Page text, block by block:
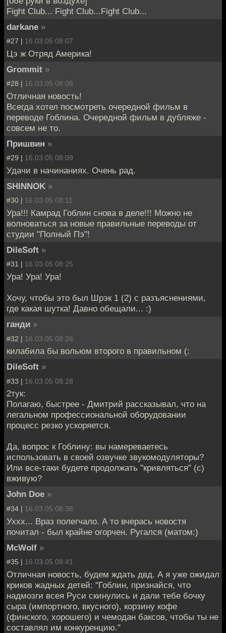
Fight Club... Fight Club...Fight Club...
darkane »
#27 | 16.03.05 08:07
Цэ ж Отряд Америка!
Grommit »
#28 | 16.03.05 08:08
Отличная новость!
Всегда хотел посмотреть очередной фильм в
переводе Гоблина. Очередной фильм в дубляже -
совсем не то.
Пришвин »
#29 | 16.03.05 08:09
Удачи в начинаниях. Очень рад.
SHINNOK »
#30 | 16.03.05 08:11
Ура!!! Камрад Гоблин снова в деле!!! Можно не
волноваться за новые правильные переводы от
студии "Полный Пэ"!
DileSoft »
#31 | 16.03.05 08:25
Ура! Ура! Ура!
Хочу, чтобы это был Шрэк 1 (2) с разъяснениями,
где какая шутка! Давно обещали... :)
ганди »
#32 | 16.03.05 08:26
килабила бы вольюм второго в правильном (:
DileSoft »
#33 | 16.03.05 08:28
2тук:
Полагаю, быстрее - Дмитрий рассказывал, что на
легальном профессиональной оборудовании
процесс резко ускоряется.
Да, вопрос к Гоблину: вы намереваетесь
использовать в своей озвучке звукомодуляторы?
Или все-таки будете продолжать "кривляться" (с)
вживую?
John Doe »
#34 | 16.03.05 08:38
Уххх... Враз полегчало. А то вчерась новостя
почитал - был крайне огорчен. Ругался (матом:)
McWolf »
#35 | 16.03.05 08:41
Отличная новость, будем ждать двд. А я уже ожидал
криков жадных детей: "Гоблин, признайся, что
надмозги всея Руси скинулись и дали тебе бочку
сыра (импортного, вкусного), корзину кофе
(финского, хорошего) и чемодан баксов, чтобы ты не
составлял им конкуренцию."